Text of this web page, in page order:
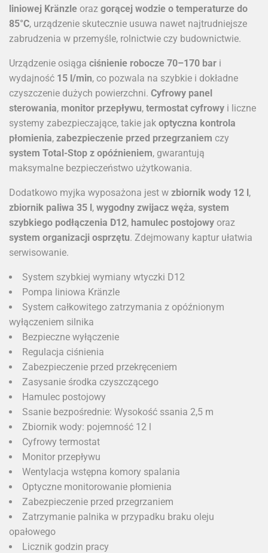
liniowej Kränzle oraz gorącej wodzie o temperaturze do
85°C, urządzenie skutecznie usuwa nawet najtrudniejsze
zabrudzenia w przemyśle, rolnictwie czy budownictwie.
Urządzenie osiąga ciśnienie robocze 70–170 bar i
wydajność 15 l/min, co pozwala na szybkie i dokładne
czyszczenie dużych powierzchni. Cyfrowy panel
sterowania, monitor przepływu, termostat cyfrowy i liczne
systemy zabezpieczające, takie jak optyczna kontrola
płomienia, zabezpieczenie przed przegrzaniem czy
system Total-Stop z opóźnieniem, gwarantują
maksymalne bezpieczeństwo użytkowania.
Dodatkowo myjka wyposażona jest w zbiornik wody 12 l,
zbiornik paliwa 35 l, wygodny zwijacz węża, system
szybkiego podłączenia D12, hamulec postojowy oraz
system organizacji osprzętu. Zdejmowany kaptur ułatwia
serwisowanie.
System szybkiej wymiany wtyczki D12
Pompa liniowa Kränzle
System całkowitego zatrzymania z opóźnionym
wyłączeniem silnika
Bezpieczne wyłączenie
Regulacja ciśnienia
Zabezpieczenie przed przekręceniem
Zasysanie środka czyszczącego
Hamulec postojowy
Ssanie bezpośrednie: Wysokość ssania 2,5 m
Zbiornik wody: pojemność 12 l
Cyfrowy termostat
Monitor przepływu
Wentylacja wstępna komory spalania
Optyczne monitorowanie płomienia
Zabezpieczenie przed przegrzaniem
Zatrzymanie palnika w przypadku braku oleju
opałowego
Licznik godzin pracy